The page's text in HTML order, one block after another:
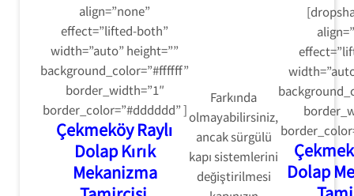
align=”none”
effect=”lifted-both”
width=”auto” height=””
background_color=”#ffffff”
border_width=”1″
border_color=”#dddddd” ]
Çekmeköy Raylı
Dolap Kırık
Mekanizma
Farkında
olmayabilirsiniz,
ancak sürgülü
kapı sistemlerini
değiştirilmesi
Dolap